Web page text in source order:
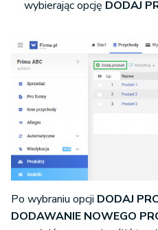
wybierając opcję DODAJ
Po wybraniu opcji DODAJ
DODAWANIE NOWEGO